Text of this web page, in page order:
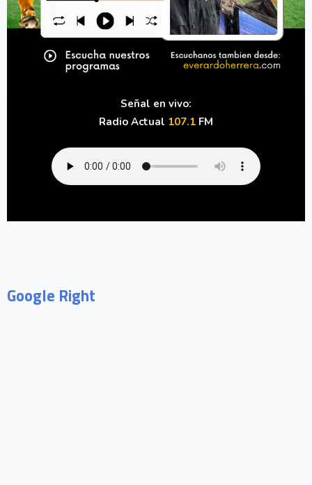
Señal en vivo:
Radio Actual 107.1 FM
Google Right